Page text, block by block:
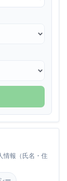
情報（氏名・住